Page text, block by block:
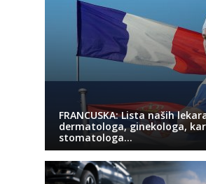
FRANCUSKA: Lista naših
dermatologa, ginekologa,
stomatologa…